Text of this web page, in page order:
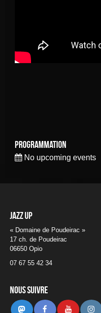
Programmation
No upcoming events
Jazz UP
« Domaine de Poudeirac »
17 ch. de Poudeirac
06650 Opio
07 67 55 42 34
Nous suivre
MastodonFacebookYoutube